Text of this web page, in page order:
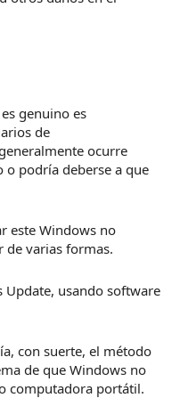
genuino es
de
ocurre
o podría deberse a que
este Windows no
de varias formas.
usando software
con suerte, el método
de que Windows no
computadora portátil.